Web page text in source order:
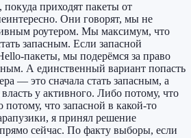
приходят пакеты от
Они говорят, мы не
роутером. Мы максимум, что
запасным. Если запасной
пакеты, мы подерёмся за право
А единственный вариант попасть
— это сначала стать запасным, а
у активного. Либо потому, что
что запасной в какой-то
я принял решение
сейчас. По факту выборы, если